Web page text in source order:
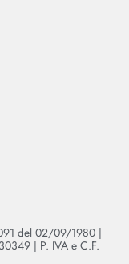
del 02/09/1980 |
| P. IVA e C.F.